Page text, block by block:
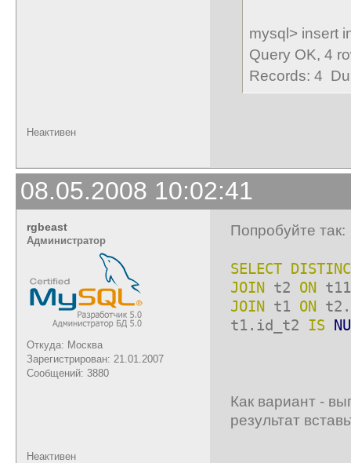
mysql> insert
Query OK, 4
Records: 4
Неактивен
08.05.2008 10:02:41
rgbeast
Администратор
Откуда: Москва
Зарегистрирован: 21.01.2007
Сообщений: 3880
Попробуйте так:
SELECT
JOIN t2 ON
JOIN t1 ON
t1.id_t2 IS
Как вариант -
результат
Неактивен